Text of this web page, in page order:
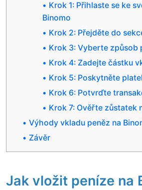
Krok 1: Přihlaste se ke
Binomo
Krok 2: Přejděte do
Krok 3: Vyberte způsob
Krok 4: Zadejte částku
Krok 5: Poskytněte
Krok 6: Potvrďte
Krok 7: Ověřte zůstatek
Výhody vkladu peněz na
Závěr
Jak vložit peníze na